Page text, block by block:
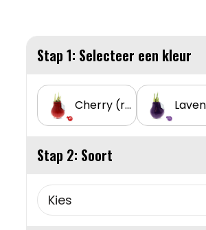
Stap 1: Selecteer een kleur
Cherry (rood)
Stap 2: Soort